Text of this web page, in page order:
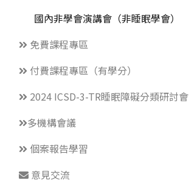
國內非學會演講會（非睡眠學會）
免費課程專區
付費課程專區（有學分）
2024 ICSD-3-TR睡眠障礙分類研討會
多機構會議
個案報告學習
意見交流